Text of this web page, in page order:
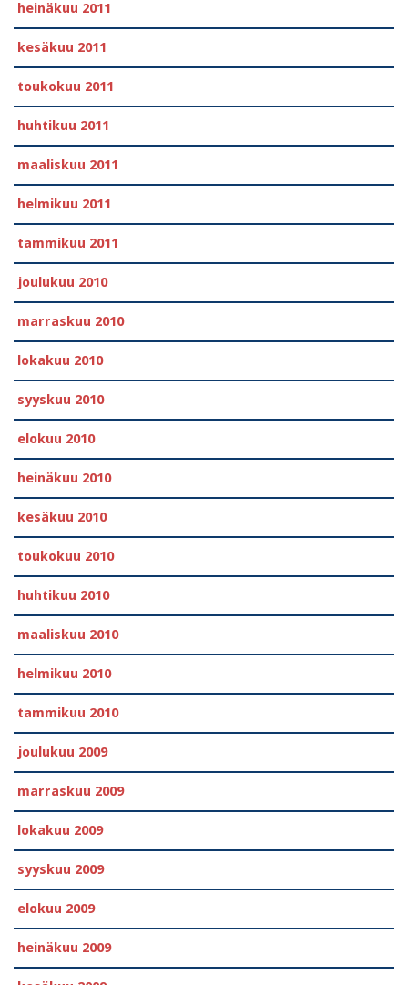
heinäkuu 2011
kesäkuu 2011
toukokuu 2011
huhtikuu 2011
maaliskuu 2011
helmikuu 2011
tammikuu 2011
joulukuu 2010
marraskuu 2010
lokakuu 2010
syyskuu 2010
elokuu 2010
heinäkuu 2010
kesäkuu 2010
toukokuu 2010
huhtikuu 2010
maaliskuu 2010
helmikuu 2010
tammikuu 2010
joulukuu 2009
marraskuu 2009
lokakuu 2009
syyskuu 2009
elokuu 2009
heinäkuu 2009